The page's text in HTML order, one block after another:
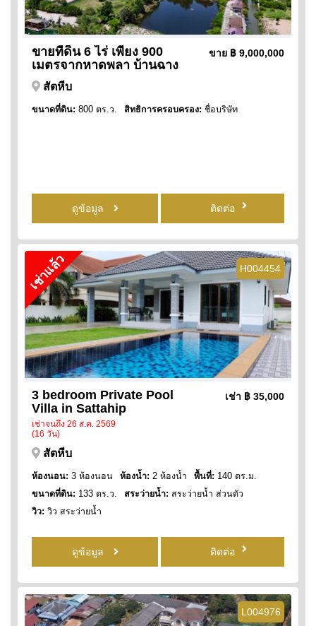
ขายที่ดิน 6 ไร่ เพียง 900
เมตรจากหาดพลา บ้านฉาง
ขาย ฿ 9,000,000
สัตหีบ
ขนาดที่ดิน: 800 ตร.ว. สิทธิการครอบครอง: ชื่อบริษัท
ดูข้อมูล ติดต่อ
H004454
เช่าแล้ว
3 bedroom Private Pool
Villa in Sattahip
เช่าจนถึง 26 ส.ค. 2569
(16 วัน)
เช่า ฿ 35,000
สัตหีบ
ห้องนอน: 3 ห้องนอน ห้องน้ำ: 2 ห้องน้ำ พื้นที่: 140 ตร.ม.
ขนาดที่ดิน: 133 ตร.ว. สระว่ายน้ำ: สระว่ายน้ำ ส่วนตัว
วิว: วิว สระว่ายน้ำ
ดูข้อมูล ติดต่อ
L004976